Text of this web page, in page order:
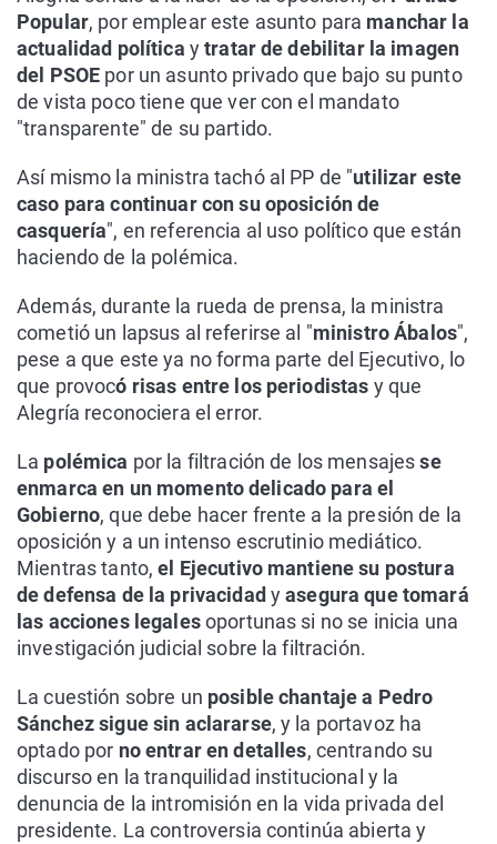
Popular, por emplear este asunto para manchar la
actualidad política ytratar de debilitar la imagen
del PSOE por un asunto privado que bajo su punto
de vista poco tiene que ver con el mandato
"transparente" de su partido.
Así mismo la ministra tachó al PP de "utilizar este
caso para continuar con su oposición de
casquería", en referencia al uso político que están
haciendo de la polémica.
Además, durante la rueda de prensa, la ministra
cometió un lapsus al referirse al "ministro Ábalos",
pese a que este ya no forma parte del Ejecutivo, lo
que provocó risas entre los periodistas y que
Alegría reconociera el error.
La polémica por la filtración de los mensajesse
enmarca en un momento delicado para el
Gobierno, que debe hacer frente a la presión de la
oposición y a un intenso escrutinio mediático.
Mientras tanto,el Ejecutivo mantiene su postura
de defensa de la privacidad yasegura que tomará
las acciones legalesoportunas si no se inicia una
investigación judicial sobre la filtración.
La cuestión sobre un posible chantaje a Pedro
Sánchez sigue sin aclararse, y la portavoz ha
optado por no entrar en detalles, centrando su
discurso en la tranquilidad institucional y la
denuncia de la intromisión en la vida privada del
presidente. La controversia continúa abierta y